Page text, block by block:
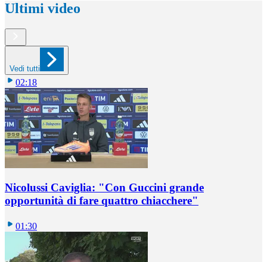
Ultimi video
Vedi tutti
02:18
Nicolussi Caviglia: "Con Guccini grande
opportunità di fare quattro chiacchere"
01:30